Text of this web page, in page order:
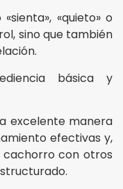
«quieto» o
sino que también
básica y
excelente manera
efectivas y,
cachorro con otros